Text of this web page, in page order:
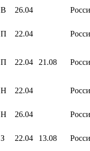
В 26.04
П 22.04
П 22.04 21.08
Н 22.04
Н 26.04
З 22.04 13.08